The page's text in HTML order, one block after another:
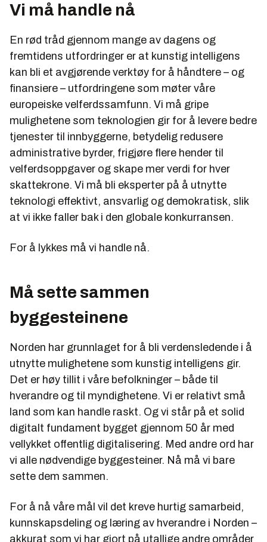
Vi må handle nå
En rød tråd gjennom mange av dagens og
fremtidens utfordringer er at kunstig intelligens
kan bli et avgjørende verktøy for å håndtere – og
finansiere – utfordringene som møter våre
europeiske velferdssamfunn. Vi må gripe
mulighetene som teknologien gir for å levere bedre
tjenester til innbyggerne, betydelig redusere
administrative byrder, frigjøre flere hender til
velferdsoppgaver og skape mer verdi for hver
skattekrone. Vi må bli eksperter på å utnytte
teknologi effektivt, ansvarlig og demokratisk, slik
at vi ikke faller bak i den globale konkurransen.
For å lykkes må vi handle nå.
Må sette sammen
byggesteinene
Norden har grunnlaget for å bli verdensledende i å
utnytte mulighetene som kunstig intelligens gir.
Det er høy tillit i våre befolkninger – både til
hverandre og til myndighetene. Vi er relativt små
land som kan handle raskt. Og vi står på et solid
digitalt fundament bygget gjennom 50 år med
vellykket offentlig digitalisering. Med andre ord har
vi alle nødvendige byggesteiner. Nå må vi bare
sette dem sammen.
For å nå våre mål vil det kreve hurtig samarbeid,
kunnskapsdeling og læring av hverandre i Norden –
akkurat som vi har gjort på utallige andre områder